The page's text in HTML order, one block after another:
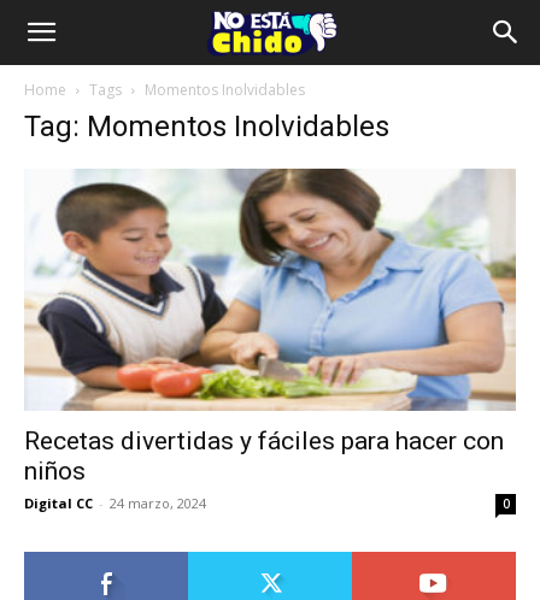
Home Tags Momentos Inolvidables
Tag: Momentos Inolvidables
Recetas divertidas y fáciles para hacer con
niños
Digital CC - 24 marzo, 2024 0